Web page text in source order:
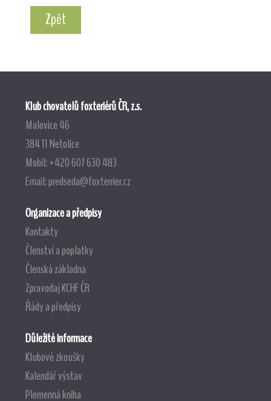
Zpět
Klub chovatelů foxteriérů ČR, z.s.
Malovice 46
384 11 Netolice
Mobil: +420 607 630 483
Email:predseda@foxterrier.cz
Organizace a předpisy
Kontakty
Členství a poplatky
Členská základna
Zpravodaj KCHF ČR
Řády a předpisy
Důležité informace
Klubové zkoušky
Kalendář výstav
Plemenná kniha